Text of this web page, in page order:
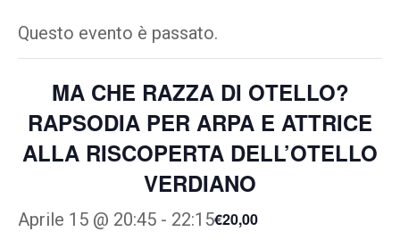
Questo evento è passato.
MA CHE RAZZA DI OTELLO?
RAPSODIA PER ARPA E ATTRICE
ALLA RISCOPERTA DELL’OTELLO
VERDIANO
Aprile 15 @ 20:45 - 22:15€20,00